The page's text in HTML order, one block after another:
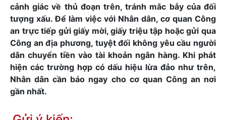
cảnh giác về thủ đoạn trên, tránh mắc bẫy của đối
tượng xấu. Để làm việc với Nhân dân, cơ quan Công
an trực tiếp gửi giấy mời, giấy triệu tập hoặc gửi qua
Công an địa phương, tuyệt đối không yêu cầu người
dân chuyển tiền vào tài khoản ngân hàng. Khi phát
hiện các trường hợp có dấu hiệu lừa đảo như trên,
Nhân dân cần báo ngay cho cơ quan Công an nơi
gần nhất.